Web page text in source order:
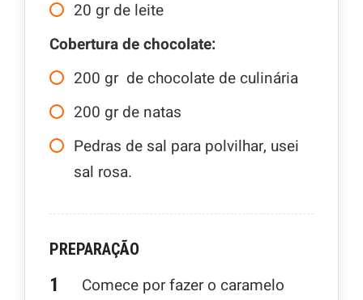
20 gr de leite
Cobertura de chocolate:
200 gr de chocolate de culinária
200 gr de natas
Pedras de sal para polvilhar, usei
sal rosa.
PREPARAÇÃO
Comece por fazer o caramelo